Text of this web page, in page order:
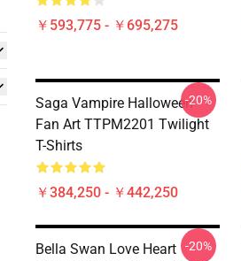
￥593,775 - ￥695,275
Saga Vampire Halloween
Fan Art TTPM2201 Twilight
T-Shirts
￥384,250 - ￥442,250
-20%
Bella Swan Love Heart
-20%